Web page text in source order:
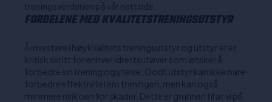
treningsverdenen på vår nettside.
FORDELENE MED KVALITETSTRENINGSUTSTYR
Å investere i høykvalitets treningsutstyr og utstyr er et
kritisk skritt for enhver idrettsutøver som ønsker å
forbedre sin trening og ytelse. Godt utstyr kan ikke bare
forbedre effektiviteten i treningen, men kan også
minimere risikoen for skader. Dette er grunnen til at vi på